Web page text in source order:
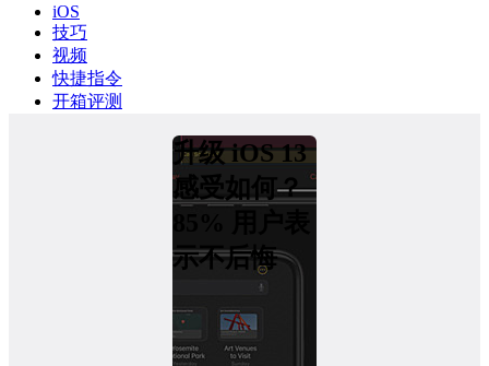
iOS
技巧
视频
快捷指令
开箱评测
升级 iOS 13
感受如何？
示不后悔